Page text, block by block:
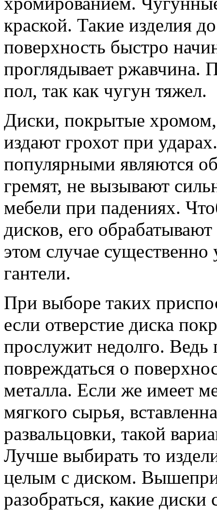
краской. Такие изделия
поверхность быстро
проглядывает ржавчина.
пол, так как чугун тяжел.
Диски, покрытые хромом,
издают грохот при
популярными являются
гремят, не вызывают
мебели при падениях.
дисков, его
этом случае
гантели.
При выборе таких
если отверстие диска
прослужит недолго. Ведь
повреждаться о
металла. Если же имеет
мягкого сырья,
развальцовки, такой
Лучше выбирать то
целым с диском.
разобраться, какие диски